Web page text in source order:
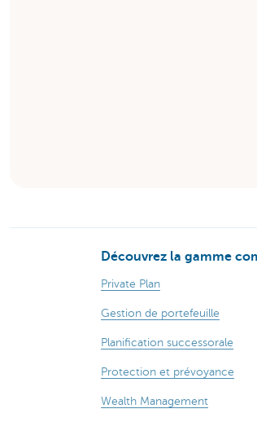
Découvrez la gamme
Private Plan
Gestion de portefeuille
Planification successorale
Protection et prévoyance
Wealth Management